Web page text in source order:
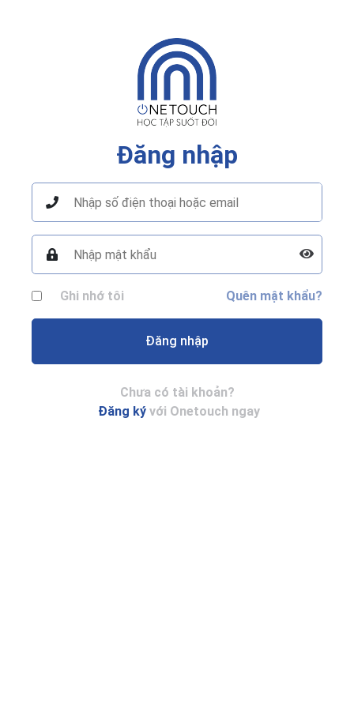
Đăng nhập
Ghi nhớ tôi Quên mật khẩu?
Đăng nhập
Chưa có tài khoản?
Đăng ký với Onetouch ngay